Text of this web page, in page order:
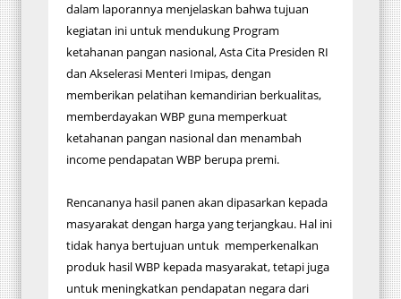
dalam laporannya menjelaskan bahwa tujuan
kegiatan ini untuk mendukung Program
ketahanan pangan nasional, Asta Cita Presiden RI
dan Akselerasi Menteri Imipas, dengan
memberikan pelatihan kemandirian berkualitas,
memberdayakan WBP guna memperkuat
ketahanan pangan nasional dan menambah
income pendapatan WBP berupa premi.
Rencananya hasil panen akan dipasarkan kepada
masyarakat dengan harga yang terjangkau. Hal ini
tidak hanya bertujuan untuk memperkenalkan
produk hasil WBP kepada masyarakat, tetapi juga
untuk meningkatkan pendapatan negara dari